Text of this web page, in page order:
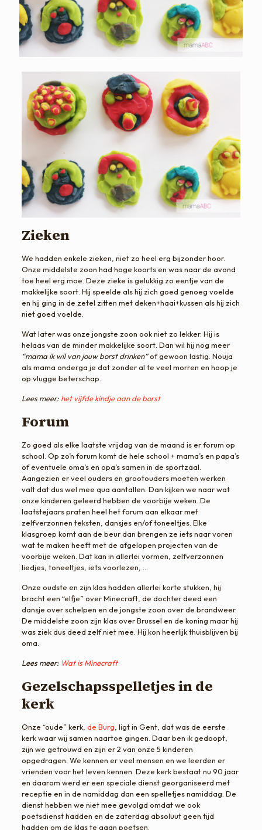
Zieken
We hadden enkele zieken, niet zo heel erg bijzonder hoor.
Onze middelste zoon had hoge koorts en was naar de avond
toe heel erg moe. Deze zieke is gelukkig zo eentje van de
makkelijke soort. Hij speelde als hij zich goed genoeg voelde
en hij ging in de zetel zitten met deken+haai+kussen als hij zich
niet goed voelde.
Wat later was onze jongste zoon ook niet zo lekker. Hij is
helaas van de minder makkelijke soort. Dan wil hij nog meer
“mama ik wil van jouw borst drinken”of gewoon lastig. Nouja
als mama onderga je dat zonder al te veel morren en hoop je
op vlugge beterschap.
Lees meer: het vijfde kindje aan de borst
Forum
Zo goed als elke laatste vrijdag van de maand is er forum op
school. Op zo’n forum komt de hele school + mama’s en papa’s
of eventuele oma’s en opa’s samen in de sportzaal.
Aangezien er veel ouders en grootouders moeten werken
valt dat dus wel mee qua aantallen. Dan kijken we naar wat
onze kinderen geleerd hebben de voorbije weken. De
laatstejaars praten heel het forum aan elkaar met
zelfverzonnen teksten, dansjes en/of toneeltjes. Elke
klasgroep komt aan de beur dan brengen ze iets naar voren
wat te maken heeft met de afgelopen projecten van de
voorbije weken. Dat kan in allerlei vormen, zelfverzonnen
liedjes, toneeltjes, iets voorlezen, …
Onze oudste en zijn klas hadden allerlei korte stukken, hij
bracht een “elfje” over Minecraft, de dochter deed een
dansje over schelpen en de jongste zoon over de brandweer.
De middelste zoon zijn klas over Brussel en de koning maar hij
was ziek dus deed zelf niet mee. Hij kon heerlijk thuisblijven bij
oma.
Lees meer: Wat is Minecraft
Gezelschapsspelletjes in de
kerk
Onze “oude” kerk, de Burg, ligt in Gent, dat was de eerste
kerk waar wij samen naartoe gingen. Daar ben ik gedoopt,
zijn we getrouwd en zijn er 2 van onze 5 kinderen
opgedragen. We kennen er veel mensen en we leerden er
vrienden voor het leven kennen. Deze kerk bestaat nu 90 jaar
en daarom werd er een speciale dienst georganiseerd met
receptie en in de namiddag dan een spelletjes namiddag. De
dienst hebben we niet mee gevolgd omdat we ook
poetsdienst hadden en de zaterdag absoluut geen tijd
hadden om de klas te gaan poetsen.